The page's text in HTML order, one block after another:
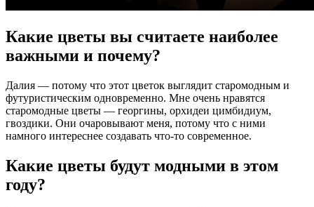
Какие цветы вы считаете наиболее
важными и почему?
Далия — потому что этот цветок выглядит старомодным и
футуристическим одновременно. Мне очень нравятся
старомодные цветы — георгины, орхидеи цимбидиум,
гвоздики. Они очаровывают меня, потому что с ними
намного интереснее создавать что-то современное.
Какие цветы будут модными в этом
году?